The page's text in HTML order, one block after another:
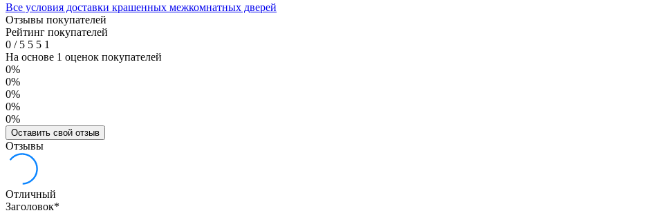
Все условия доставки крашенных межкомнатных дверей
Отзывы покупателей
Рейтинг покупателей
0 /5 5 5 1
На основе 1 оценок покупателей
0%
0%
0%
0%
0%
Оставить свой отзыв
Отзывы
Отличный
Заголовок*